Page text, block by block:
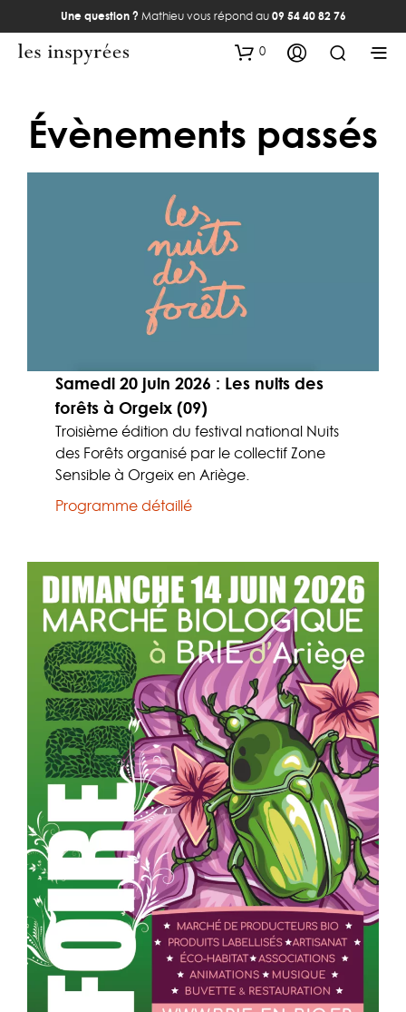
Une question ? Mathieu vous répond au 09 54 40 82 76
0
Évènements passés
Samedi 20 juin 2026 : Les nuits des
forêts à Orgeix (09)
Troisième édition du festival national Nuits
des Forêts organisé par le collectif Zone
Sensible à Orgeix en Ariège.
Programme détaillé